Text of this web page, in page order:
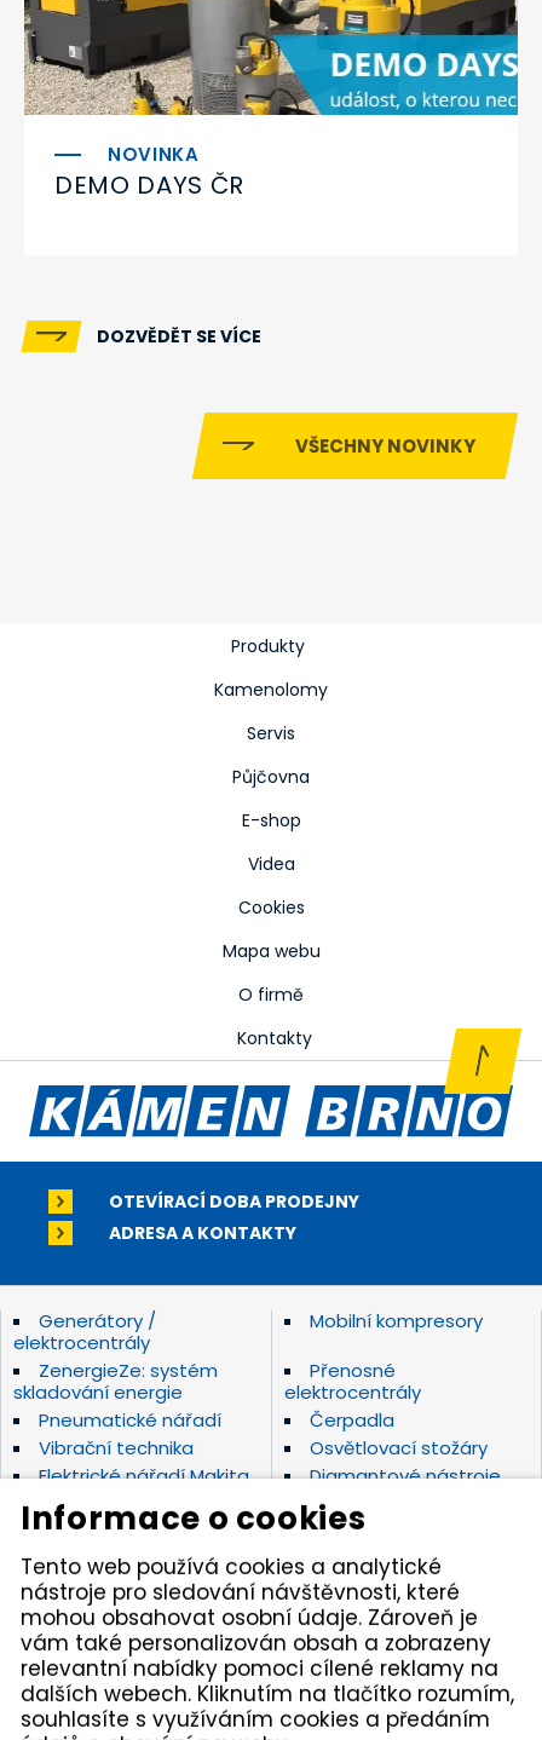
DEMO DAYS ČR
DOZVĚDĚT SE VÍCE
VŠECHNY NOVINKY
Produkty
Kamenolomy
Servis
Půjčovna
E-shop
Videa
Cookies
Mapa webu
O firmě
Kontakty
OTEVÍRACÍ DOBA PRODEJNY
ADRESA A KONTAKTY
Generátory /
elektrocentrály
Mobilní kompresory
ZenergieZe: systém
skladování energie
Přenosné
elektrocentrály
Pneumatické nářadí
Čerpadla
Vibrační technika
Osvětlovací stožáry
Elektrické nářadí Makita
Diamantové nástroje
Hydraulické nářadí
Motorová kladiva
Závěsná hydraulická
kladiva
Zahradní technika
Akumulátorové stroje
Značky
Kámen Brno, spol. s r.o. – spolehlivý partner pro
opravdové řemeslníky. Zajišťujeme autorizovaný servis
pracovních strojů i nářadí, a provozujeme půjčovnu
nářadí v Tišnově. Specializujeme se na prodej nářadí
Informace o cookies
Tento web používá cookies a analytické
nástroje pro sledování návštěvnosti, které
mohou obsahovat osobní údaje. Zároveň je
vám také personalizován obsah a zobrazeny
relevantní nabídky pomoci cílené reklamy na
dalších webech. Kliknutím na tlačítko rozumím,
souhlasíte s využíváním cookies a předáním